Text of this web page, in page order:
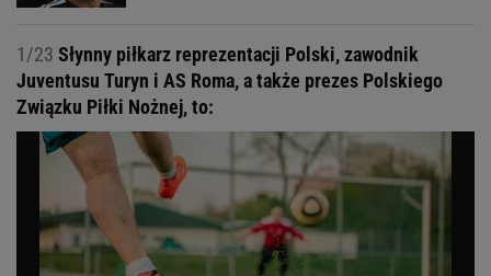
1/23 Słynny piłkarz reprezentacji Polski, zawodnik
Juventusu Turyn i AS Roma, a także prezes Polskiego
Związku Piłki Nożnej, to: